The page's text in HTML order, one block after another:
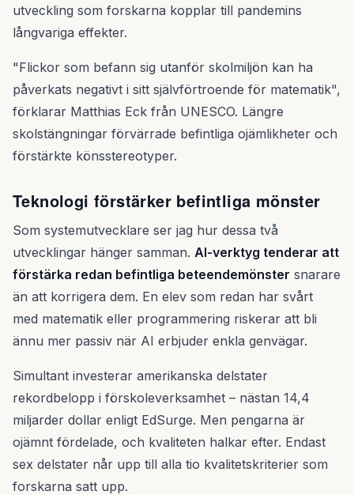
utveckling som forskarna kopplar till pandemins
långvariga effekter.
"Flickor som befann sig utanför skolmiljön kan ha
påverkats negativt i sitt självförtroende för matematik",
förklarar Matthias Eck från UNESCO. Längre
skolstängningar förvärrade befintliga ojämlikheter och
förstärkte könsstereotyper.
Teknologi förstärker befintliga mönster
Som systemutvecklare ser jag hur dessa två
utvecklingar hänger samman. AI-verktyg tenderar att
förstärka redan befintliga beteendemönster snarare
än att korrigera dem. En elev som redan har svårt
med matematik eller programmering riskerar att bli
ännu mer passiv när AI erbjuder enkla genvägar.
Simultant investerar amerikanska delstater
rekordbelopp i förskoleverksamhet – nästan 14,4
miljarder dollar enligt EdSurge. Men pengarna är
ojämnt fördelade, och kvaliteten halkar efter. Endast
sex delstater når upp till alla tio kvalitetskriterier som
forskarna satt upp.